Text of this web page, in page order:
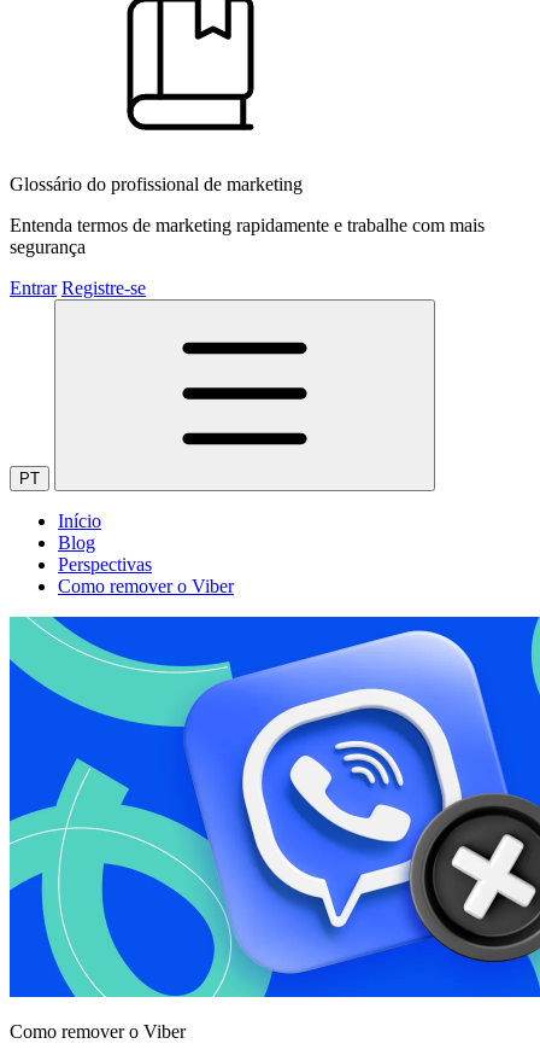
Glossário do profissional de marketing
Entenda termos de marketing rapidamente e trabalhe com mais
segurança
Entrar Registre-se
PT
Início
Blog
Perspectivas
Como remover o Viber
Como remover o Viber